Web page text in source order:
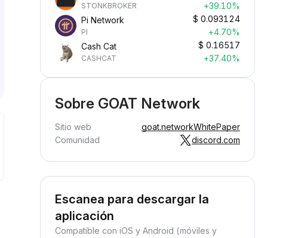
STONKBROKER
+39.10%
Pi Network
PI
$ 0.093124
+4.70%
Cash Cat
CASHCAT
$ 0.16517
+37.40%
Sobre GOAT Network
Sitio web goat.networkWhitePaper
Comunidad
discord.com
Escanea para descargar la
aplicación
Compatible con iOS y Android (móviles y